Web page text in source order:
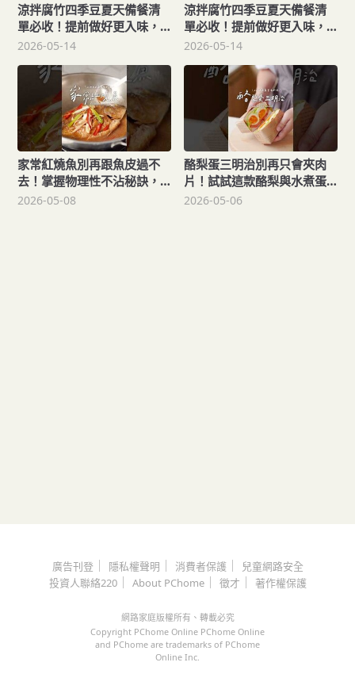
涼拌腐竹四季豆夏天備餐清
單必收！提前做好更入味，
冰箱拿出來秒上菜Spicy
2026-05-14
涼拌腐竹四季豆夏天備餐清
單必收！提前做好更入味，
冰箱拿出來秒上菜Spicy
2026-05-14
家常紅燒魚別再跟魚皮過不
去！掌握物理性不沾秘訣，
不鏽鋼鍋也能煎出金黃完整
2026-05-08
酪梨蛋三明治別再只會夾肉
片！試試這款酪梨與水煮蛋
的神仙組合Avocado and
2026-05-06
廣告刊登｜ 隱私權聲明 消費者保護｜
兒童網路安全
投資人聯絡220｜ About PChome｜ 徵才 著作權保護
網路家庭版權所有、轉載必究
Copyright PChome Online PChome Online
and PChome are trademarks of PChome
Online Inc.